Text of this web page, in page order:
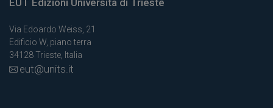
Via Edoardo Weiss, 21
Edificio W, piano terra
34128 Trieste, Italia
eut@units.it